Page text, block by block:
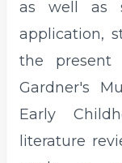
as well as
application,
the present
Gardner's
Early
literature